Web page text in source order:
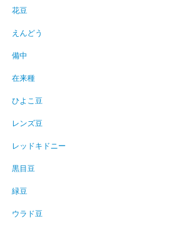
花豆
えんどう
備中
在来種
ひよこ豆
レンズ豆
レッドキドニー
黒目豆
緑豆
ウラド豆